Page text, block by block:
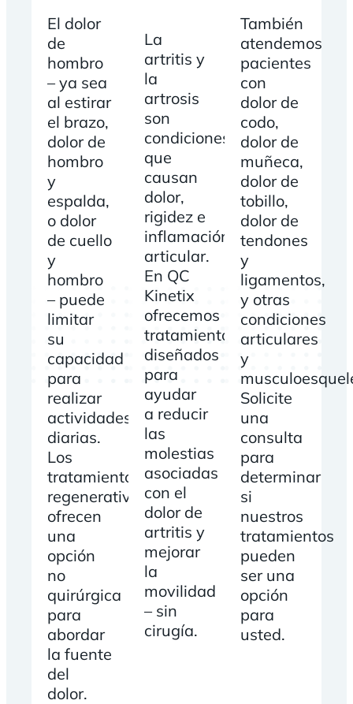
El dolor
de
hombro
– ya sea
al estirar
el brazo,
dolor de
hombro
y
espalda,
o dolor
de cuello
y
hombro
– puede
limitar
su
capacidad
para
realizar
actividades
diarias.
Los
tratamientos
regenerativos
ofrecen
una
opción
no
quirúrgica
para
abordar
la fuente
del
dolor.
La
artritis y
la
artrosis
son
condiciones
que
causan
dolor,
rigidez e
inflamación
articular.
En QC
Kinetix
ofrecemos
tratamientos
diseñados
para
ayudar
a reducir
las
molestias
asociadas
con el
dolor de
artritis y
mejorar
la
movilidad
– sin
cirugía.
También
atendemos
pacientes
con
dolor de
codo,
dolor de
muñeca,
dolor de
tobillo,
dolor de
tendones
y
ligamentos,
y otras
condiciones
articulares
y
Solicite
una
consulta
para
determinar
si
nuestros
tratamientos
pueden
ser una
opción
para
usted.